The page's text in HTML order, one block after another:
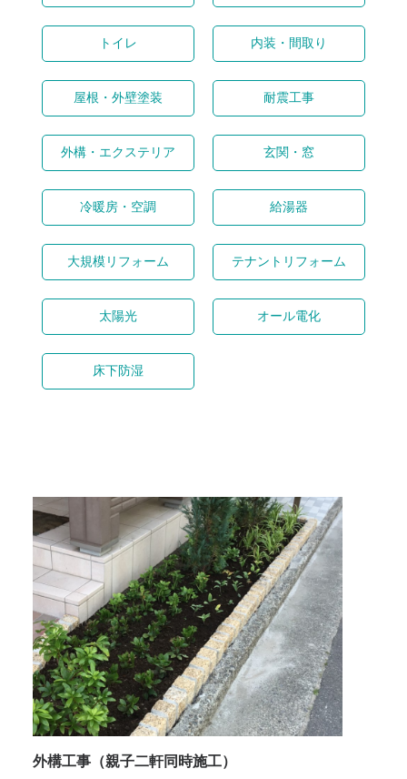
トイレ 内装・間取り
屋根・外壁塗装 耐震工事
外構・エクステリア 玄関・窓
冷暖房・空調 給湯器
大規模リフォーム テナントリフォーム
太陽光 オール電化
床下防湿
外構工事（親子二軒同時施工）